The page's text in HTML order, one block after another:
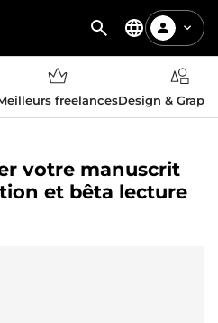
freelancesDesign &
votre manuscrit
et bêta lecture